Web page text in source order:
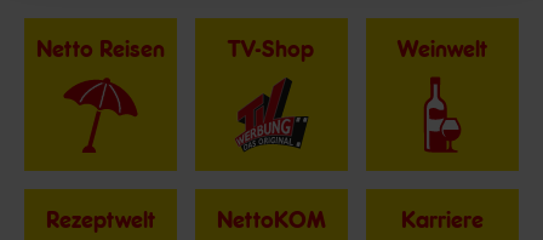
Netto Reisen TV-Shop Weinwelt
Rezeptwelt NettoKOM Karriere